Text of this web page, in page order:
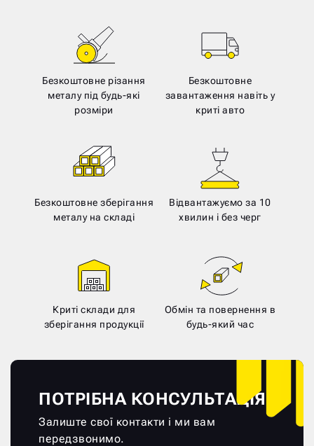
Безкоштовне різання
металу під будь-які
розміри
Безкоштовне
завантаження навіть у
криті авто
Безкоштовне зберігання
металу на складі
Відвантажуємо за 10
хвилин і без черг
Криті склади для
зберігання продукції
Обмін та повернення в
будь-який час
ПОТРІБНА КОНСУЛЬТАЦІЯ?
Залиште свої контакти і ми вам
передзвонимо.